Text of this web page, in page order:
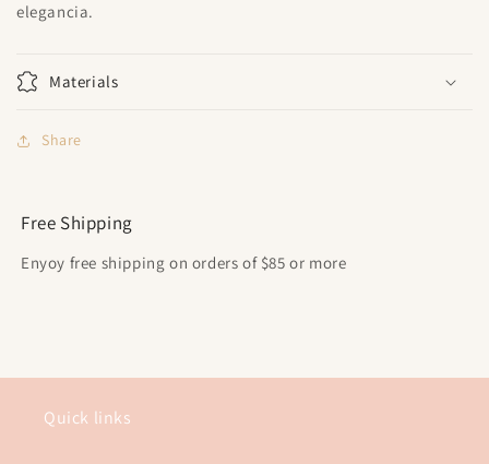
elegancia.
Materials
Share
Free Shipping
Enyoy free shipping on orders of $85 or more
Quick links